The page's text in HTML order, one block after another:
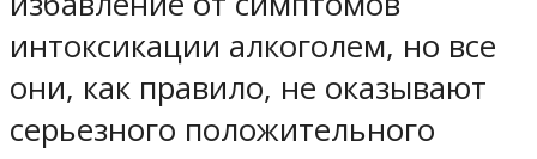
интоксикации алкоголем, но все
они, как правило, не оказывают
серьезного положительного